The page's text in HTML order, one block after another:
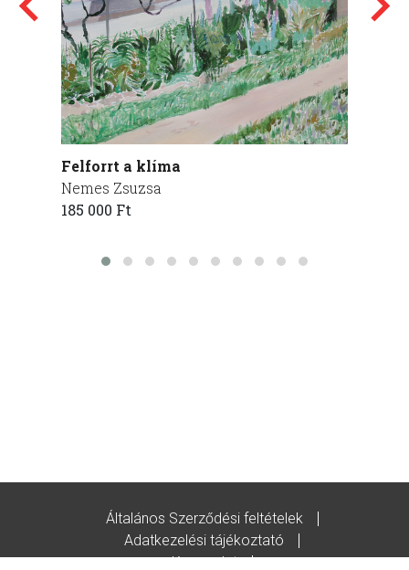
Felforrt a klíma
Nemes Zsuzsa
185 000 Ft
Általános Szerződési feltételek
Adatkezelési tájékoztató
Kapcsolat